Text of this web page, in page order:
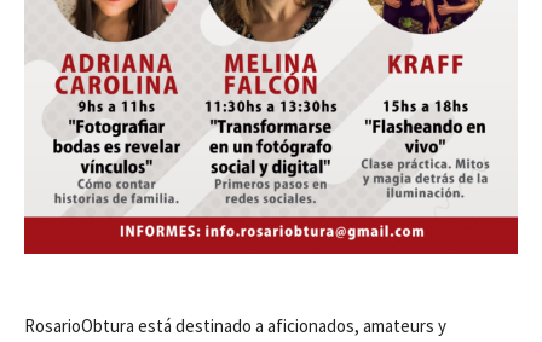
RosarioObtura está destinado a aficionados, amateurs y